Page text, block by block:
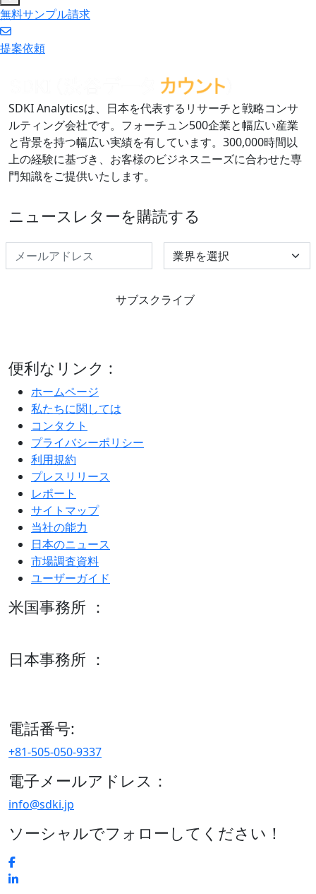
無料サンプル請求
提案依頼
SDKI Analyticsは、日本を代表するリサーチと戦略コンサ
ルティング会社です。フォーチュン500企業と幅広い産業
と背景を持つ幅広い実績を有しています。300,000時間以
上の経験に基づき、お客様のビジネスニーズに合わせた専
門知識をご提供いたします。
ニュースレターを購読する
Select Industry
サブスクライブ
便利なリンク :
ホームページ
私たちに関しては
コンタクト
プライバシーポリシー
利用規約
プレスリリース
レポート
サイトマップ
当社の能力
日本のニュース
市場調査資料
ユーザーガイド
米国事務所 ：
日本事務所 ：
電話番号:
+81-505-050-9337
電子メールアドレス：
info@sdki.jp
ソーシャルでフォローしてください！